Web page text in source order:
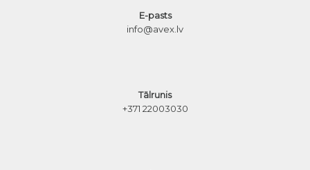
E-pasts
info@avex.lv
Tālrunis
+371 22003030